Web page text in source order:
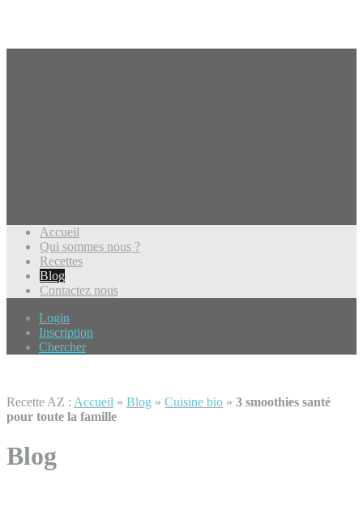
Accueil
Qui sommes nous ?
Recettes
Blog
Contactez nous
Login
Inscription
Chercher
Recette AZ : Accueil » Blog » Cuisine bio » 3 smoothies santé
pour toute la famille
Blog